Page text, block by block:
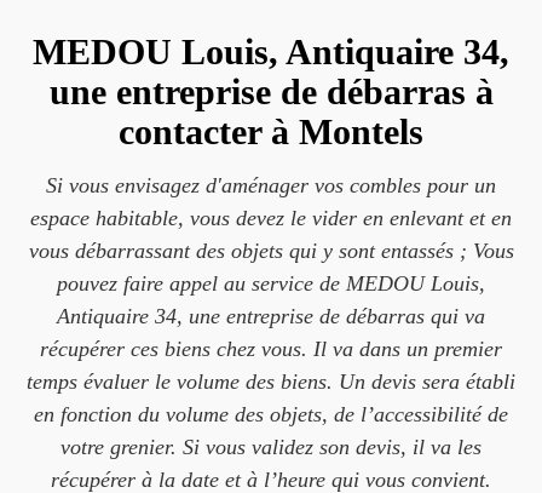
MEDOU Louis, Antiquaire 34,
une entreprise de débarras à
contacter à Montels
Si vous envisagez d'aménager vos combles pour un
espace habitable, vous devez le vider en enlevant et en
vous débarrassant des objets qui y sont entassés ; Vous
pouvez faire appel au service de MEDOU Louis,
Antiquaire 34, une entreprise de débarras qui va
récupérer ces biens chez vous. Il va dans un premier
temps évaluer le volume des biens. Un devis sera établi
en fonction du volume des objets, de l’accessibilité de
votre grenier. Si vous validez son devis, il va les
récupérer à la date et à l’heure qui vous convient.